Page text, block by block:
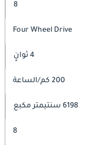
8
Four Wheel Drive
4 ثوانٍ
200 كم/الساعة
6198 سنتيمتر مكبع
8